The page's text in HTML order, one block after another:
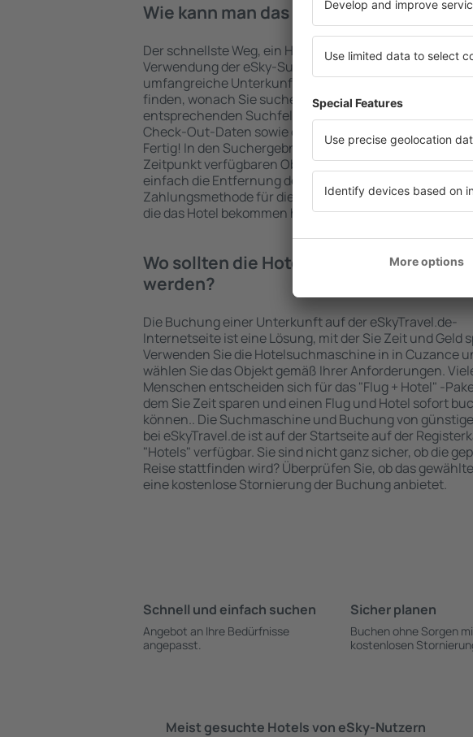
Wie kann man das Hotel in in Cuzance
Der schnellste Weg, ein Hotel in Cuzance zu finden, ist
Verwendung der eSky-Suchmaschine für Unterkünfte.
umfangreiche Unterkunftsbasis garantiert, dass Sie
finden, wonach Sie suchen. Geben Sie den Reiseort in die
entsprechenden Suchfelder ein, wählen Sie die
Check-Out-Daten sowie die Anzahl der Gäste und
Fertig! In den Suchergebnissen werden die zum
Zeitpunkt verfügbaren Objekte angezeigt. Sie können
einfach die Entfernung des Hotels vom Zentrum, die
Zahlungsmethode für die Unterkunft oder die Anzahl
die das Hotel bekommen hat, überprüfen.
Wo sollten die Hotels in in Cuzance
werden?
Die Buchung einer Unterkunft auf der eSkyTravel.de-
Internetseite ist eine Lösung, mit der Sie Zeit und Geld
Verwenden Sie die Hotelsuchmaschine in in Cuzance
wählen Sie das Objekt gemäß Ihrer Anforderungen.
Menschen entscheiden sich für das "Flug + Hotel" -
dem Sie Zeit sparen und einen Flug und Hotel sofort
können.. Die Suchmaschine und Buchung von
bei eSkyTravel.de ist auf der Startseite auf der
"Hotels" verfügbar. Sie sind nicht ganz sicher, ob die
Reise stattfinden wird? Überprüfen Sie, ob das
eine kostenlose Stornierung der Buchung anbietet.
Schnell und einfach suchen
Angebot an Ihre Bedürfnisse
angepasst.
Sicher planen
Buchen ohne Sorgen
kostenlosen
Meist gesuchte Hotels von eSky-Nutzern